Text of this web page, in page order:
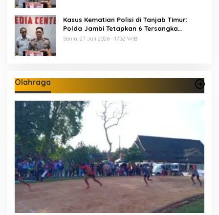
Kasus Kematian Polisi di Tanjab Timur:
Polda Jambi Tetapkan 6 Tersangka
Termasuk 5 Anggota Polri
Senin, 27 Juli 2026 - 17:32 WIB
Olahraga